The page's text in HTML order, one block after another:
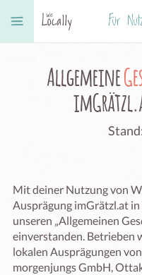
Für
Allgemeine
Mit deiner Nutzung von
Ausprägung imGrätzl.at
unseren „Allgemeinen
einverstanden. Betrieben
lokalen Ausprägungen
morgenjungs GmbH,